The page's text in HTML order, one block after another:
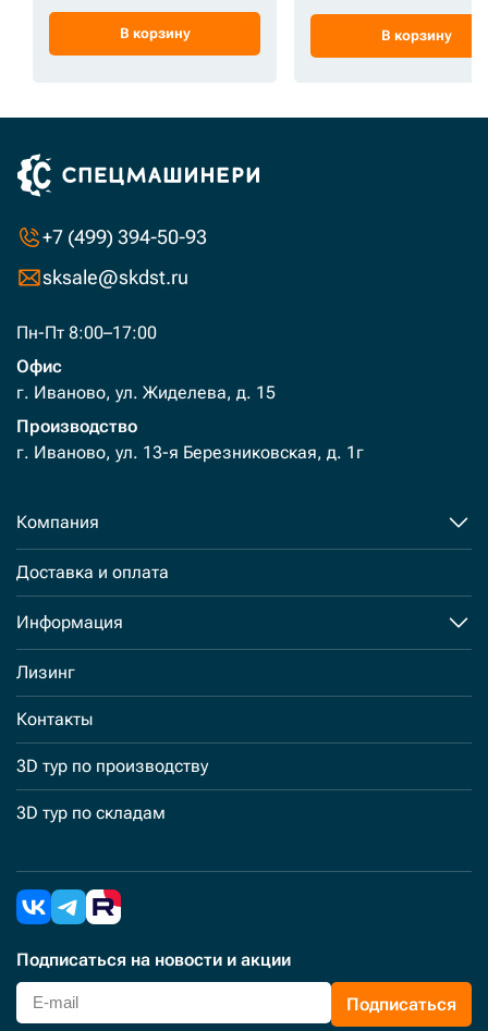
В корзину В корзину
+7 (499) 394-50-93
sksale@skdst.ru
Пн-Пт 8:00–17:00
Офис
г. Иваново, ул. Жиделева, д. 15
Производство
г. Иваново, ул. 13-я Березниковская, д. 1г
Компания
Доставка и оплата
Информация
Лизинг
Контакты
3D тур по производству
3D тур по складам
Подписаться на новости и акции
Подписаться